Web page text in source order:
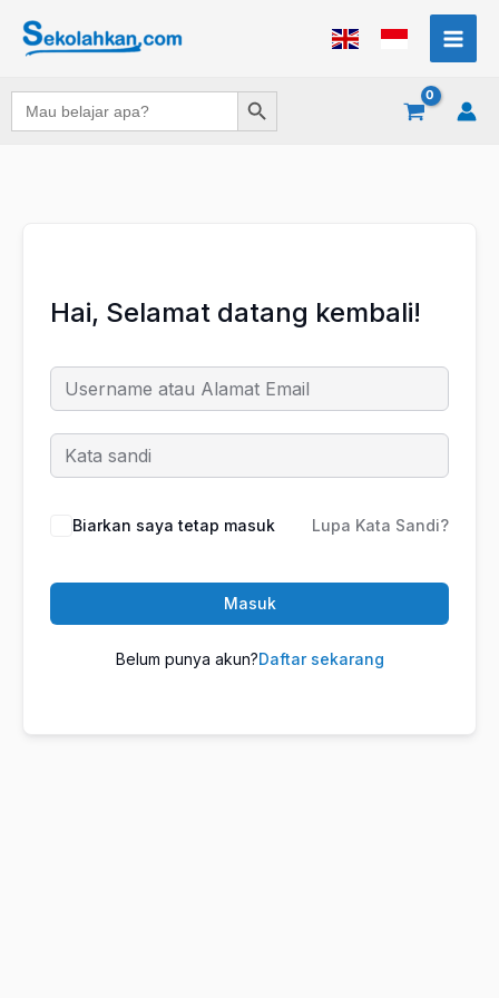
Search
for:
Search Button
Hai, Selamat datang kembali!
Biarkan saya tetap masuk Lupa Kata Sandi?
Masuk
Belum punya akun?Daftar sekarang